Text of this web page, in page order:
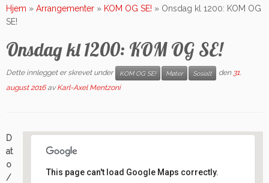
to
content
Hjem » Arrangementer » KOM OG SE! » Onsdag kl 1200: KOM OG
SE!
Onsdag kl 1200: KOM OG SE!
Dette innlegget er skrevet under KOM OG SE! Møter Sosialt den 31.
august 2016 avKarl-Axel Mentzoni
This page can't load Google Maps correctly.
D
at
o
/